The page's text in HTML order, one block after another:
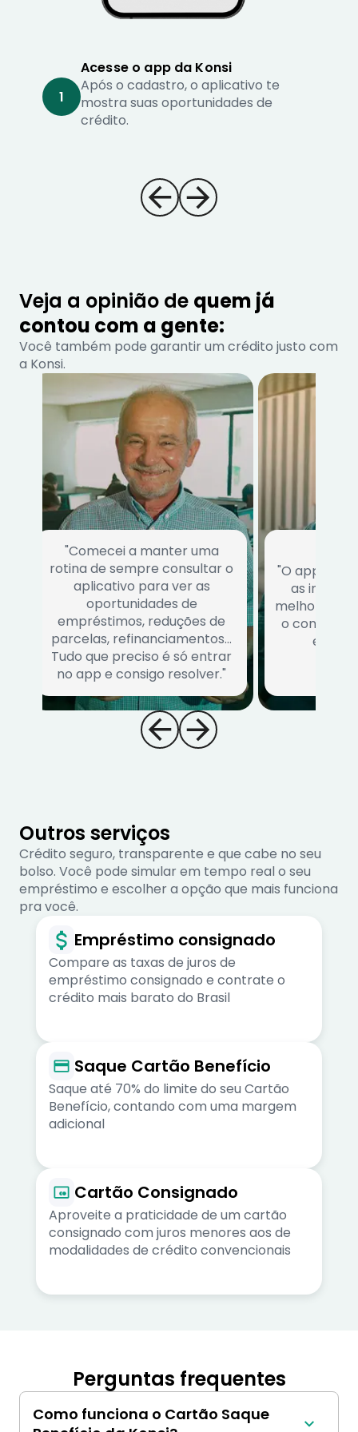
1
Acesse o app da Konsi
Após o cadastro, o aplicativo te
mostra suas oportunidades de
crédito.
Veja a opinião de quem já
contou com a gente:
Você também pode garantir um crédito justo com
a Konsi.
"Comecei a manter uma
rotina de sempre consultar o
aplicativo para ver as
oportunidades de
empréstimos, reduções de
parcelas, refinanciamentos…
Tudo que preciso é só entrar
no app e consigo resolver."
"O app
as
melhor traz
o
Outros serviços
Crédito seguro, transparente e que cabe no seu
bolso. Você pode simular em tempo real o seu
empréstimo e escolher a opção que mais funciona
pra você.
Empréstimo consignado
Compare as taxas de juros de
empréstimo consignado e contrate o
crédito mais barato do Brasil
Saque Cartão Benefício
Saque até 70% do limite do seu Cartão
Benefício, contando com uma margem
adicional
Cartão Consignado
Aproveite a praticidade de um cartão
consignado com juros menores aos de
modalidades de crédito convencionais
Perguntas frequentes
Como funciona o Cartão Saque